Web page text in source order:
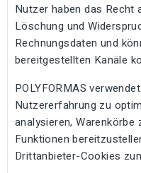
Nutzer haben das Recht
Löschung und
Rechnungsdaten und
bereitgestellten Kanäle
POLYFORMAS
Nutzererfahrung zu
analysieren,
Funktionen
Drittanbieter-Cookies